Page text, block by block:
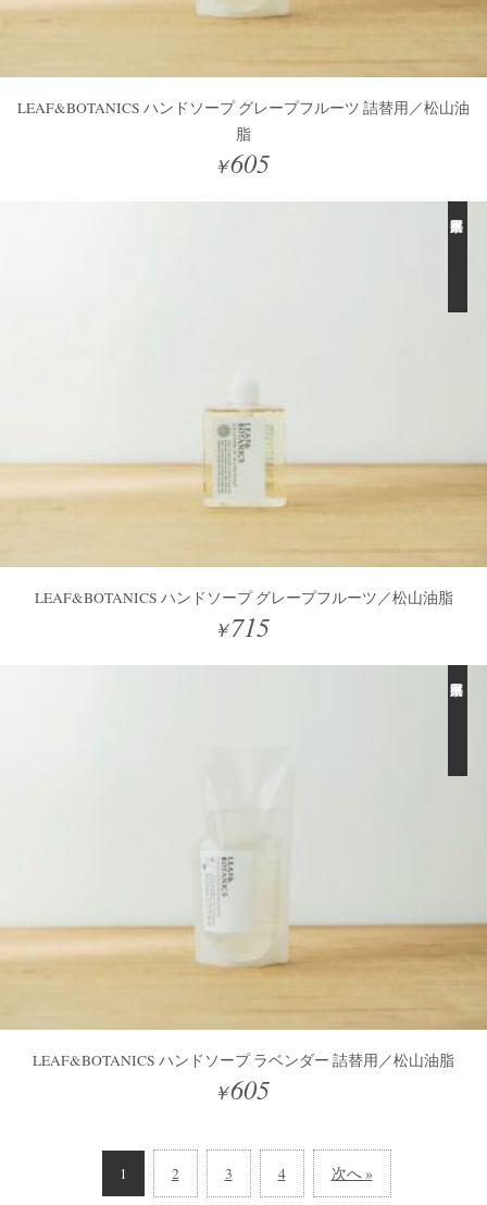
LEAF&BOTANICS ハンドソープ グレープフルーツ 詰替用／松山油
脂
￥605
LEAF&BOTANICS ハンドソープ グレープフルーツ／松山油脂
￥715
LEAF&BOTANICS ハンドソープ ラベンダー 詰替用／松山油脂
￥605
1 2 3 4 次へ »